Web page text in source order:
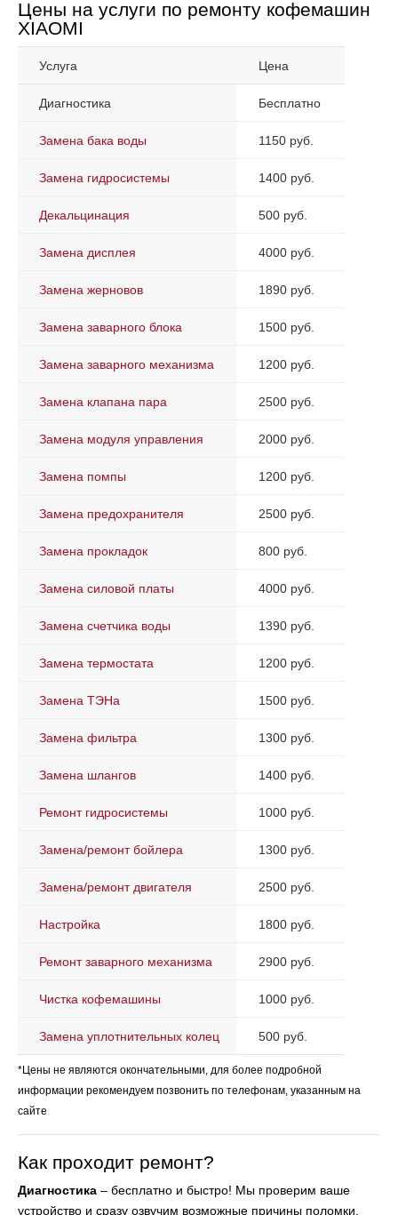
Цены на услуги по ремонту кофемашин
XIAOMI
Услуга Цена
Диагностика Бесплатно
Замена бака воды 1150 руб.
Замена гидросистемы 1400 руб.
Декальцинация 500 руб.
Замена дисплея 4000 руб.
Замена жерновов 1890 руб.
Замена заварного блока 1500 руб.
Замена заварного механизма 1200 руб.
Замена клапана пара 2500 руб.
Замена модуля управления 2000 руб.
Замена помпы 1200 руб.
Замена предохранителя 2500 руб.
Замена прокладок 800 руб.
Замена силовой платы 4000 руб.
Замена счетчика воды 1390 руб.
Замена термостата 1200 руб.
Замена ТЭНа 1500 руб.
Замена фильтра 1300 руб.
Замена шлангов 1400 руб.
Ремонт гидросистемы 1000 руб.
Замена/ремонт бойлера 1300 руб.
Замена/ремонт двигателя 2500 руб.
Настройка 1800 руб.
Ремонт заварного механизма 2900 руб.
Чистка кофемашины 1000 руб.
Замена уплотнительных колец 500 руб.
*Цены не являются окончательными, для более подробной
информации рекомендуем позвонить по телефонам, указанным на
сайте
Как проходит ремонт?
Диагностика – бесплатно и быстро! Мы проверим ваше
устройство и сразу озвучим возможные причины поломки.